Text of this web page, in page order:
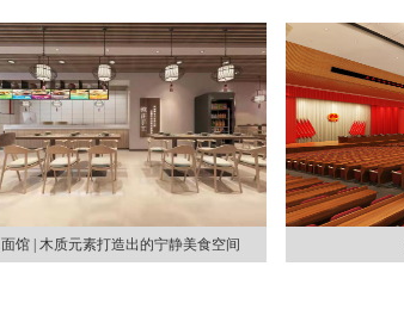
面馆 | 木质元素打造出的宁静美食空间